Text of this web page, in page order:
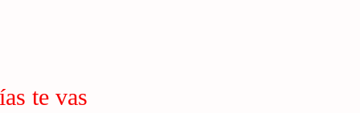
te vas